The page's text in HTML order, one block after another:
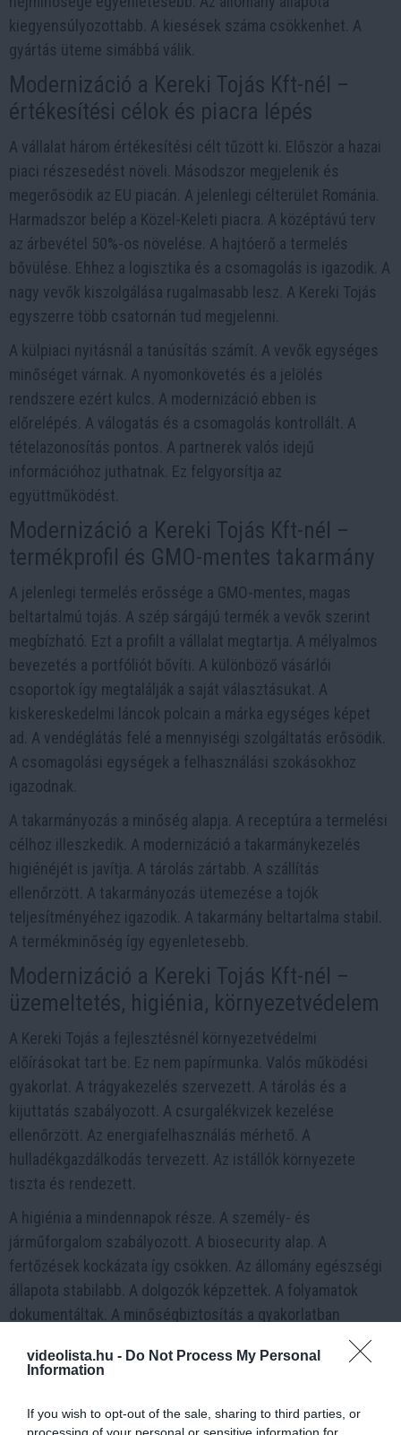
videolista.hu - Do Not Process My Personal
Information
If you wish to opt-out of the sale, sharing to third parties, or
processing of your personal or sensitive information for
kiegyensúlyozottabb. A kiesések száma csökkenhet. A
gyártás üteme simábbá válik.
Modernizáció a Kereki Tojás Kft-nél –
értékesítési célok és piacra lépés
A vállalat három értékesítési célt tűzött ki. Először a hazai
piaci részesedést növeli. Másodszor megjelenik és
megerősödik az EU piacán. A jelenlegi célterület Románia.
Harmadszor belép a Közel-Keleti piacra. A középtávú terv
az árbevétel 50%-os növelése. A hajtóerő a termelés
bővülése. Ehhez a logisztika és a csomagolás is igazodik. A
nagy vevők kiszolgálása rugalmasabb lesz. A Kereki Tojás
egyszerre több csatornán tud megjelenni.
A külpiaci nyitásnál a tanúsítás számít. A vevők egységes
minőséget várnak. A nyomonkövetés és a jelölés
rendszere ezért kulcs. A modernizáció ebben is
előrelépés. A válogatás és a csomagolás kontrollált. A
tételazonosítás pontos. A partnerek valós idejű
információhoz juthatnak. Ez felgyorsítja az
együttműködést.
Modernizáció a Kereki Tojás Kft-nél –
termékprofil és GMO-mentes takarmány
A jelenlegi termelés erőssége a GMO-mentes, magas
beltartalmú tojás. A szép sárgájú termék a vevők szerint
megbízható. Ezt a profilt a vállalat megtartja. A mélyalmos
bevezetés a portfóliót bővíti. A különböző vásárlói
csoportok így megtalálják a saját választásukat. A
kiskereskedelmi láncok polcain a márka egységes képet
ad. A vendéglátás felé a mennyiségi szolgáltatás erősödik.
A csomagolási egységek a felhasználási szokásokhoz
igazodnak.
A takarmányozás a minőség alapja. A receptúra a termelési
célhoz illeszkedik. A modernizáció a takarmánykezelés
higiénéjét is javítja. A tárolás zártabb. A szállítás
ellenőrzött. A takarmányozás ütemezése a tojók
teljesítményéhez igazodik. A takarmány beltartalma stabil.
A termékminőség így egyenletesebb.
Modernizáció a Kereki Tojás Kft-nél –
üzemeltetés, higiénia, környezetvédelem
A Kereki Tojás a fejlesztésnél környezetvédelmi
előírásokat tart be. Ez nem papírmunka. Valós működési
gyakorlat. A trágyakezelés szervezett. A tárolás és a
kijuttatás szabályozott. A csurgalékvizek kezelése
ellenőrzött. Az energiafelhasználás mérhető. A
hulladékgazdálkodás tervezett. Az istállók környezete
tiszta és rendezett.
A higiénia a mindennapok része. A személy- és
járműforgalom szabályozott. A biosecurity alap. A
fertőzések kockázata így csökken. Az állomány egészségi
állapota stabilabb. A dolgozók képzettek. A folyamatok
dokumentáltak. A minőségbiztosítás a gyakorlatban
működik. A cél a megbízhatóság és a következetesség.
Modernizáció a Kereki Tojás Kft-nél – mit